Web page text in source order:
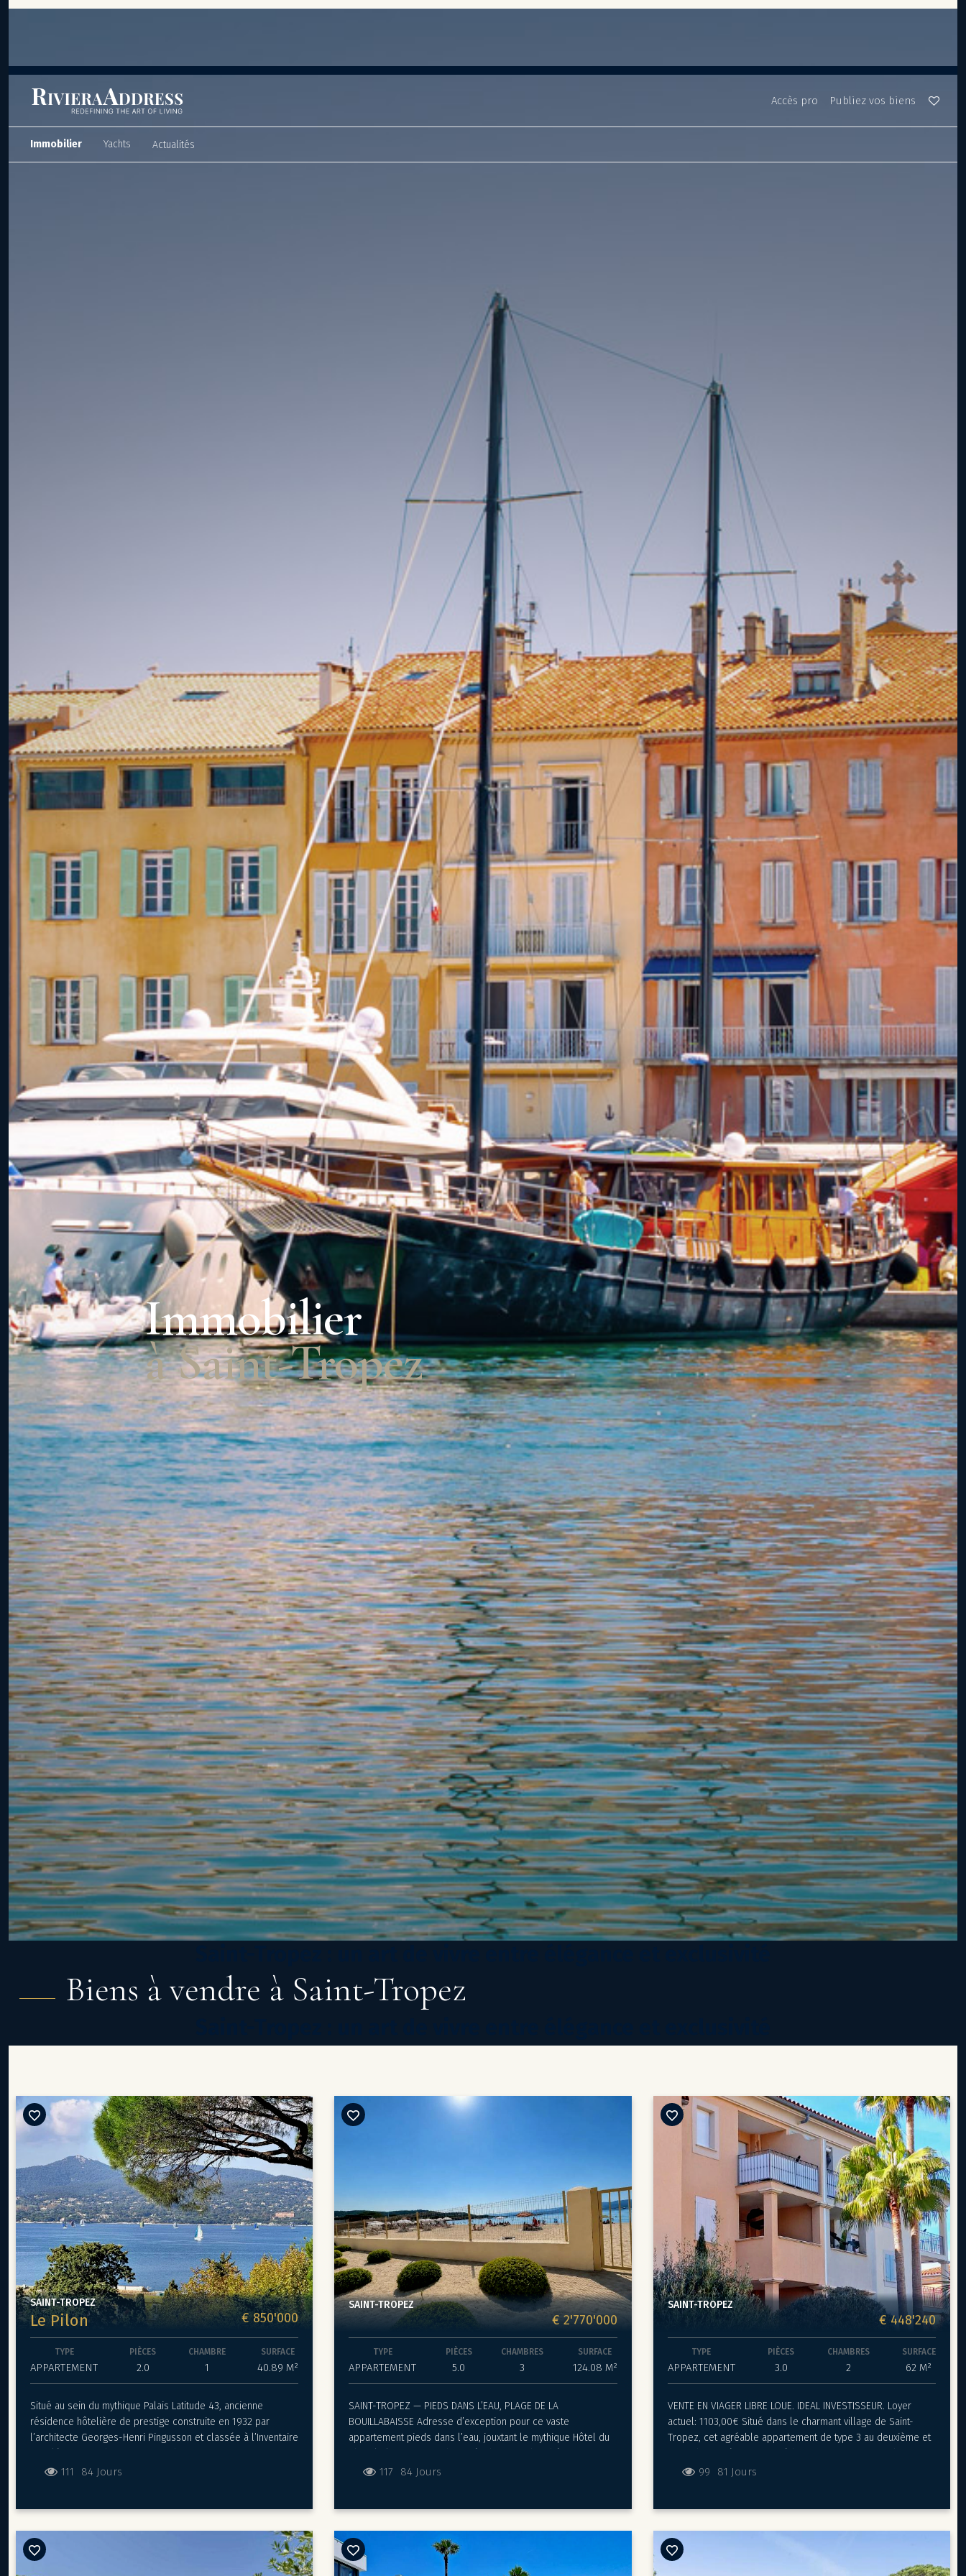
Accès pro Publiez vos biens
Immobilier Yachts Actualités
Immobilier
à Saint-Tropez
Biens à vendre à Saint-Tropez
SAINT-TROPEZ
Le Pilon € 850'000
TYPE
APPARTEMENT
PIÈCES
2.0
CHAMBRE
1
SURFACE
40.89 M²
Situé au sein du mythique Palais Latitude 43, ancienne
résidence hôtelière de prestige construite en 1932 par
l’architecte Georges-Henri Pingusson et classée à l’Inventaire
deux-pièces traversant séduit par sa lumière et son
panorama vivant au fil des heures. L’appartement a été
entièrement rénové avec de beaux matériaux et présente
des finitions soignées. Il bénéficie de deux terrasses. La
résidence Art déco, sécurisée et dotée d’un gardien, s’inscrit
111 84 Jours
SAINT-TROPEZ
€ 2'770'000
TYPE
APPARTEMENT
PIÈCES
5.0
CHAMBRES
3
SURFACE
124.08 M²
SAINT-TROPEZ — PIEDS DANS L’EAU, PLAGE DE LA
BOUILLABAISSE Adresse d’exception pour ce vaste
appartement pieds dans l’eau, jouxtant le mythique Hôtel du
accès direct à la plage. Entièrement rénové avec un sens
totalisant 36 m², véritable prolongement de la pièce de vie.
Traversant Ouest/Est, il offre une sensation d’être sur l’eau
par sa vue mer et des couchers de soleil inoubliables.
Chaque pièce s’ouvre sur les terrasses. La distribution est
117 84 Jours
SAINT-TROPEZ
€ 448'240
TYPE
APPARTEMENT
PIÈCES
3.0
CHAMBRES
2
SURFACE
62 M²
VENTE EN VIAGER LIBRE LOUE. IDEAL INVESTISSEUR. Loyer
actuel: 1103,00€ Situé dans le charmant village de Saint-
Tropez, cet agréable appartement de type 3 au deuxième et
et ses 2 terrasses couvertes (8m2 x 2) exposées est ouest.
Vous apprécierez également la proximité du centre ville
accessible à pieds avec toutes ses commodités, ses centres
d'intérêts, et ses attractions. Enfin, un grand garage de 15m2
est rattaché à l'appartement. Valeur vénale: 804000 €
99 81 Jours
Panneau de gestion des cookies